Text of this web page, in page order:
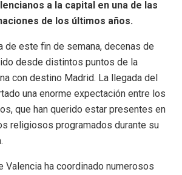
a la capital en una de las
de los últimos años.
de este fin de semana, decenas de
desde distintos puntos de la
con destino Madrid. La llegada del
una enorme expectación entre los
que han querido estar presentes en
religiosos programados durante su
Valencia ha coordinado numerosos